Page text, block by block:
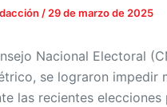
/ 29 de marzo de 2025
Nacional Electoral
se lograron impedir
las recientes